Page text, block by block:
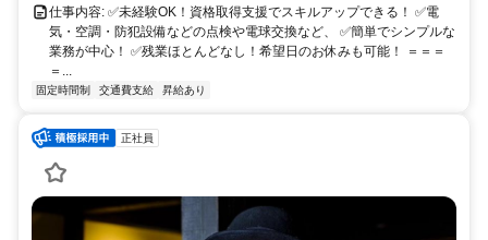
仕事内容: ✅未経験OK！資格取得支援でスキルアップできる！ ✅電
気・空調・防犯設備などの点検や電球交換など、 ✅簡単でシンプルな
業務が中心！ ✅残業ほとんどなし！希望日のお休みも可能！ ＝＝＝
＝...
固定時間制 交通費支給 昇給あり
正社員